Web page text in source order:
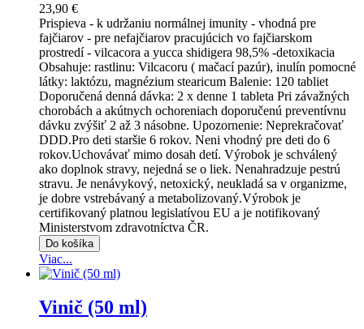
23,90 €
Prispieva - k udržaniu normálnej imunity - vhodná pre
fajčiarov - pre nefajčiarov pracujúcich vo fajčiarskom
prostredí - vilcacora a yucca shidigera 98,5% -detoxikacia
Obsahuje: rastlinu: Vilcacoru ( mačací pazúr), inulín pomocné
látky: laktózu, magnézium stearicum Balenie: 120 tabliet
Doporučená denná dávka: 2 x denne 1 tableta Pri závažných
chorobách a akútnych ochoreniach doporučenú preventívnu
dávku zvýšiť 2 až 3 násobne. Upozornenie: Neprekračovať
DDD.Pro deti staršie 6 rokov. Neni vhodný pre deti do 6
rokov.Uchovávať mimo dosah detí. Výrobok je schválený
ako doplnok stravy, nejedná se o liek. Nenahradzuje pestrú
stravu. Je nenávykový, netoxický, neukladá sa v organizme,
je dobre vstrebávaný a metabolizovaný.Výrobok je
certifikovaný platnou legislatívou EU a je notifikovaný
Ministerstvom zdravotníctva ČR.
Do košíka
Viac...
Vinič (50 ml)